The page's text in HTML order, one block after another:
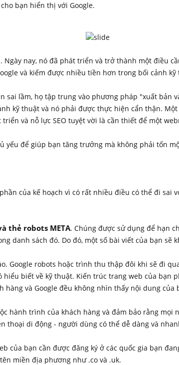
bạn hiển thị với Google.
nay, nó đã phát triển và trở thành một điều
và kiếm được nhiều tiền hơn trong bối cảnh kỹ
sai lầm, họ tập trung vào phương pháp "xuất bản
kỹ thuật và nó phải được thực hiện cẩn thận.
và nỗ lực SEO tuyệt vời là cần thiết để một
yếu để giúp bạn tăng trưởng mà không phải tốn
của kế hoạch vì có rất nhiều điều có thể đi sai
thẻ robots META. Chúng được sử dụng để hạn
danh sách đó. Do đó, một số bài viết của bạn sẽ
Google robots hoặc trình thu thập đôi khi sẽ đi
hiểu biết về kỹ thuật. Kiến trúc trang web của
hàng và Google đều không nhìn thấy nội dung của
hành trình của khách hàng và đảm bảo rằng
thoại di động - người dùng có thể dễ dàng và
của bạn cần được đăng ký ở các quốc gia bạn
miền địa phương như .co và .uk.